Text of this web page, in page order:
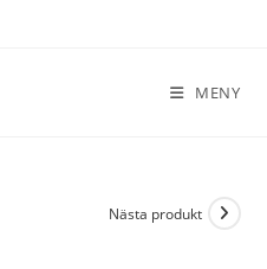
MENY
Nästa produkt